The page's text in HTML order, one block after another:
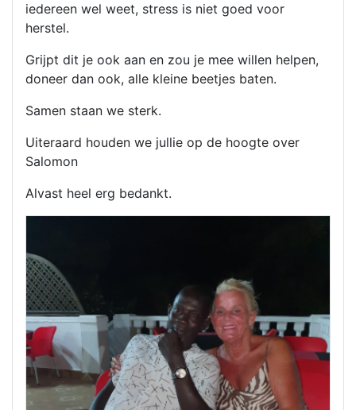
iedereen wel weet, stress is niet goed voor
herstel.
Grijpt dit je ook aan en zou je mee willen helpen,
doneer dan ook, alle kleine beetjes baten.
Samen staan we sterk.
Uiteraard houden we jullie op de hoogte over
Salomon
Alvast heel erg bedankt.